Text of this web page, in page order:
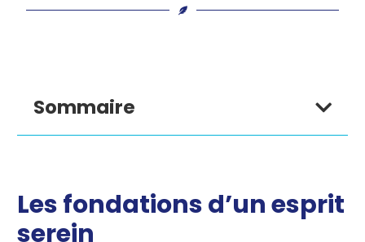
Sommaire
Les fondations d’un esprit
serein